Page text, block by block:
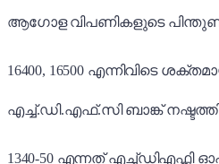
ആഗോള വിപണികളുടെ
16400, 16500 എന്നിവിടെ
എച്ച്.ഡി.എഫ്.സി ബാങ്ക്
1340-50 എന്നത് എച്ച്ഡിഎഫ്സി